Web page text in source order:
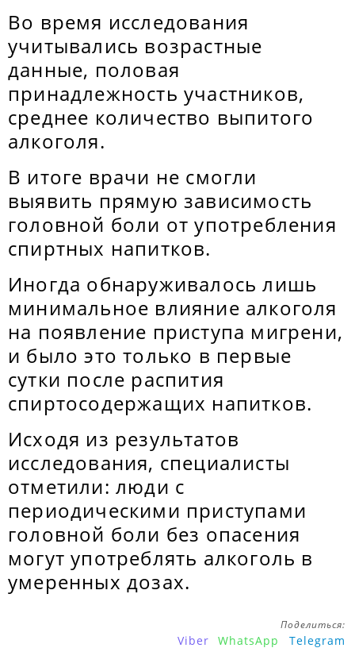
Во время исследования
учитывались возрастные
данные, половая
принадлежность участников,
среднее количество выпитого
алкоголя.
В итоге врачи не смогли
выявить прямую зависимость
головной боли от употребления
спиртных напитков.
Иногда обнаруживалось лишь
минимальное влияние алкоголя
на появление приступа мигрени,
и было это только в первые
сутки после распития
спиртосодержащих напитков.
Исходя из результатов
исследования, специалисты
отметили: люди с
периодическими приступами
головной боли без опасения
могут употреблять алкоголь в
умеренных дозах.
Поделиться:
Viber WhatsApp Telegram